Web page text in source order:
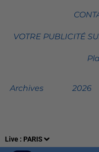
Live : PARIS
VOTRE PUBLICITÉ
Archives 2026